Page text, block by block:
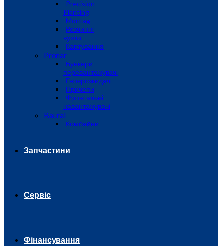
Precision
Planting
Montag
Розчинні
вузли
Картування
Pronar
Бункери-
перевантажувачі
Гноєрозкидачі
Причепи
Фронтальні
навантажувачі
Baural
Комбайни
Запчастини
Сервіс
Фінансування